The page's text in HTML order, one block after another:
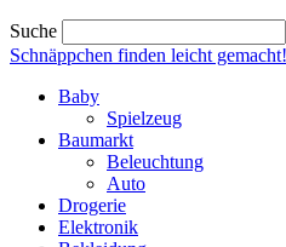
Suche
Schnäppchen finden leicht gemacht!
Baby
Spielzeug
Baumarkt
Beleuchtung
Auto
Drogerie
Elektronik